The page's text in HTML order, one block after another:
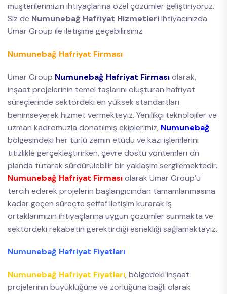
müşterilerimizin ihtiyaçlarına özel çözümler geliştiriyoruz.
Siz de Numunebağ Hafriyat Hizmetleriihtiyacınızda
Umar Group ile iletişime geçebilirsiniz.
Numunebağ Hafriyat Firması
Umar Group Numunebağ Hafriyat Firmasıolarak,
inşaat projelerinin temel taşlarını oluşturan hafriyat
süreçlerinde sektördeki en yüksek standartları
benimseyerek hizmet vermekteyiz. Yenilikçi teknolojiler ve
uzman kadromuzla donatılmış ekiplerimiz, Numunebağ
bölgesindeki her türlü zemin etüdü ve kazı işlemlerini
titizlikle gerçekleştirirken, çevre dostu yöntemleri ön
planda tutarak sürdürülebilir bir yaklaşım sergilemektedir.
Numunebağ Hafriyat Firmasıolarak Umar Group’u
tercih ederek projelerin başlangıcından tamamlanmasına
kadar geçen süreçte şeffaf iletişim kurarak iş
ortaklarımızın ihtiyaçlarına uygun çözümler sunmakta ve
sektördeki rekabetin gerektirdiği esnekliği sağlamaktayız.
Numunebağ Hafriyat Fiyatları
Numunebağ Hafriyat Fiyatları, bölgedeki inşaat
projelerinin büyüklüğüne ve zorluğuna bağlı olarak